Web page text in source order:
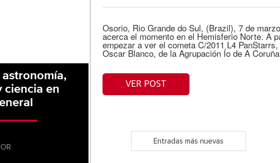
Osorio, Rio Grande do Sul, (Brazil), 7 de
acerca el momento en el Hemisferio Norte. A
empezar a ver el cometa C/2011 L4
Oscar Blanco, de la Agrupación Ío de A
VER POST
Entradas más nuevas
astronomía,
ciencia en